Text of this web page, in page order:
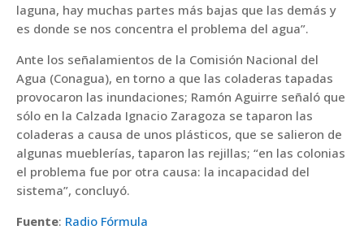
laguna, hay muchas partes más bajas que las demás y
es donde se nos concentra el problema del agua”.
Ante los señalamientos de la Comisión Nacional del
Agua (Conagua), en torno a que las coladeras tapadas
provocaron las inundaciones; Ramón Aguirre señaló que
sólo en la Calzada Ignacio Zaragoza se taparon las
coladeras a causa de unos plásticos, que se salieron de
algunas mueblerías, taparon las rejillas; “en las colonias
el problema fue por otra causa: la incapacidad del
sistema”, concluyó.
Fuente: Radio Fórmula